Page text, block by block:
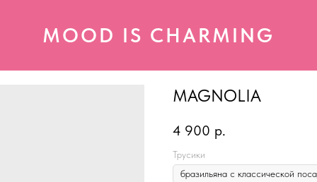
MOOD IS CHARMING
MAGNOLIA
4 900 р.
Трусики